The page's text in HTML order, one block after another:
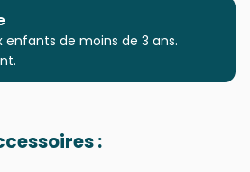
enfants de moins de 3 ans.
: